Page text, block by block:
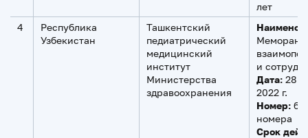
лет
4
Республика
Узбекистан
Ташкентский
педиатрический
медицинский
институт
Министерства
здравоохранения
и
Дата: 28
2022 г.
Номер:
номера
Срок